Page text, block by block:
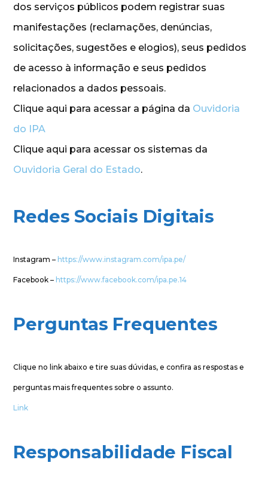
dos serviços públicos podem registrar suas
manifestações (reclamações, denúncias,
solicitações, sugestões e elogios), seus pedidos
de acesso à informação e seus pedidos
relacionados a dados pessoais.
Clique aqui para acessar a página da Ouvidoria
do IPA
Clique aqui para acessar os sistemas da
Ouvidoria Geral do Estado.
Redes Sociais Digitais
Instagram – https://www.instagram.com/ipa.pe/
Facebook – https://www.facebook.com/ipa.pe.14
Perguntas Frequentes
Clique no link abaixo e tire suas dúvidas, e confira as respostas e
perguntas mais frequentes sobre o assunto.
Link
Responsabilidade Fiscal